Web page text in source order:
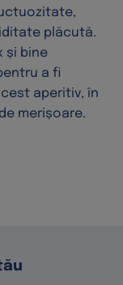
plăcută.
și bine
a fi
aperitiv, în
merișoare.